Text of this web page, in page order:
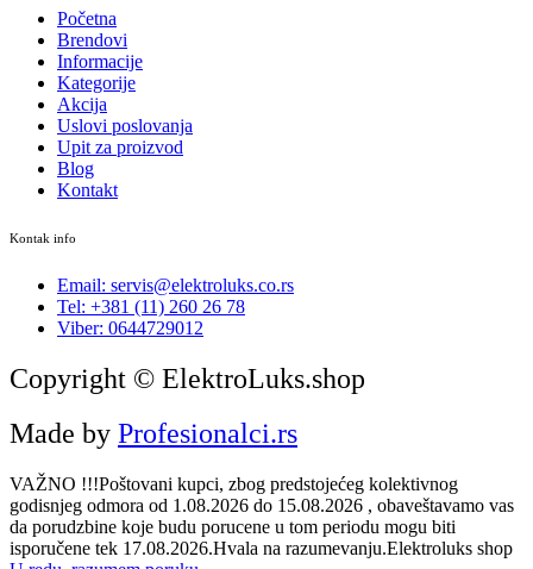
Početna
Brendovi
Informacije
Kategorije
Akcija
Uslovi poslovanja
Upit za proizvod
Blog
Kontakt
Kontak info
Email: servis@elektroluks.co.rs
Tel: +381 (11) 260 26 78
Viber: 0644729012
Copyright © ElektroLuks.shop
Made by Profesionalci.rs
VAŽNO !!!Poštovani kupci, zbog predstojećeg kolektivnog
godisnjeg odmora od 1.08.2026 do 15.08.2026 , obaveštavamo vas
da porudzbine koje budu porucene u tom periodu mogu biti
isporučene tek 17.08.2026.Hvala na razumevanju.Elektroluks shop